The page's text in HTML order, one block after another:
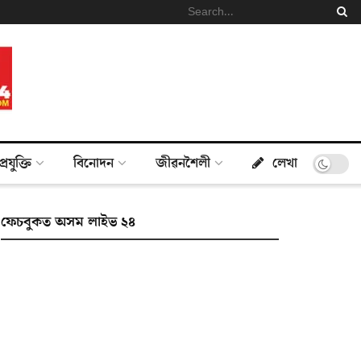
প্ৰযুক্তি বিনোদন জীৱনশৈলী লেখা
ফেচবুকত অসম লাইভ ২৪